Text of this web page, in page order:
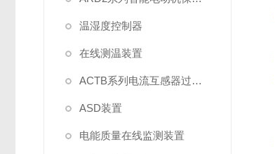
温湿度控制器
在线测温装置
ACTB系列电流互感器过电压保护器
ASD装置
电能质量在线监测装置